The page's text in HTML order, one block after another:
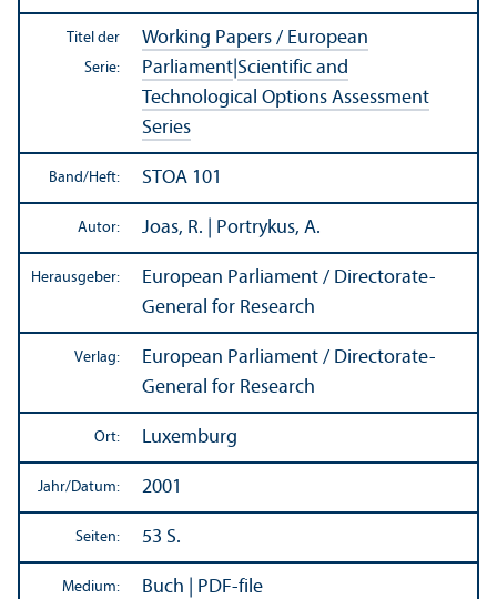
Titel der
Serie:
Working Papers / European
Parliament Scientific and
Technological Options Assessment
Series
Band/Heft: STOA 101
Autor: Joas, R. | Portrykus, A.
Herausgeber:
European Parliament / Directorate-
General for Research
Verlag:
European Parliament / Directorate-
General for Research
Ort: Luxemburg
Jahr/Datum: 2001
Seiten: 53 S.
Medium: Buch | PDF-file